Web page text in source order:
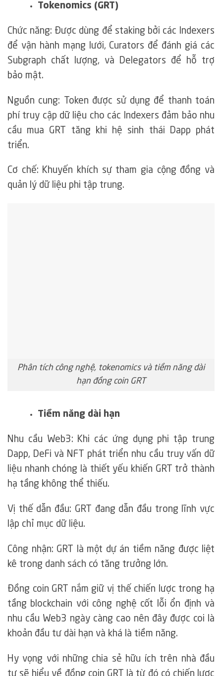
Tokenomics (GRT)
Chức năng: Được dùng để staking bởi các Indexers
để vận hành mạng lưới, Curators để đánh giá các
Subgraph chất lượng, và Delegators để hỗ trợ
bảo mật.
Nguồn cung: Token được sử dụng để thanh toán
phí truy cập dữ liệu cho các Indexers đảm bảo nhu
cầu mua GRT tăng khi hệ sinh thái Dapp phát
triển.
Cơ chế: Khuyến khích sự tham gia cộng đồng và
quản lý dữ liệu phi tập trung.
Phân tích công nghệ, tokenomics và tiềm năng dài
hạn đồng coin GRT
Tiềm năng dài hạn
Nhu cầu Web3: Khi các ứng dụng phi tập trung
Dapp, DeFi và NFT phát triển nhu cầu truy vấn dữ
liệu nhanh chóng là thiết yếu khiến GRT trở thành
hạ tầng không thể thiếu.
Vị thế dẫn đầu: GRT đang dẫn đầu trong lĩnh vực
lập chỉ mục dữ liệu.
Công nhận: GRT là một dự án tiềm năng được liệt
kê trong danh sách có tăng trưởng lớn.
Đồng coin GRT nắm giữ vị thế chiến lược trong hạ
tầng blockchain với công nghệ cốt lỗi ổn định và
nhu cầu Web3 ngày càng cao nên đây được coi là
khoản đầu tư dài hạn và khá là tiềm năng.
Hy vọng với những chia sẻ hữu ích trên nhà đầu